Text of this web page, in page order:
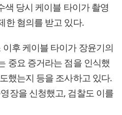
색 당시 케이블 타이가 촬영
한 혐의를 받고 있다.
후 케이블 타이가 장윤기의
중요 증거라는 점을 인식했
했는지 등을 조사하고 있다.
장을 신청했고, 검찰도 이를